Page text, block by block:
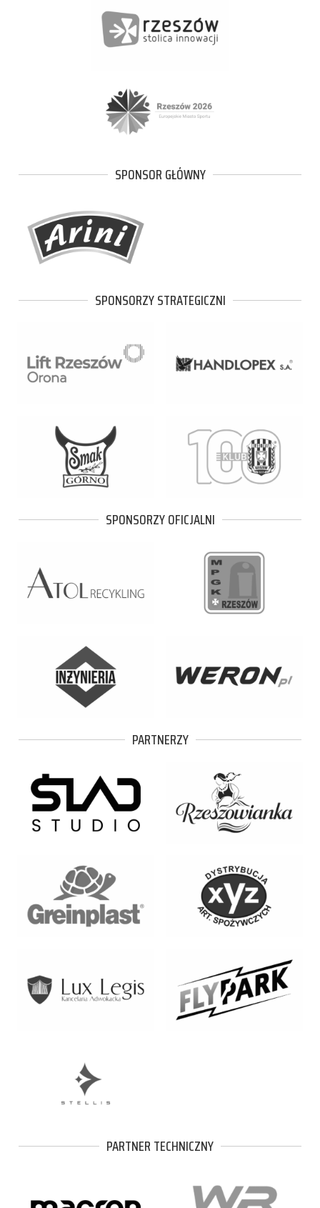
SPONSOR GŁÓWNY
SPONSORZY STRATEGICZNI
SPONSORZY OFICJALNI
PARTNERZY
PARTNER TECHNICZNY